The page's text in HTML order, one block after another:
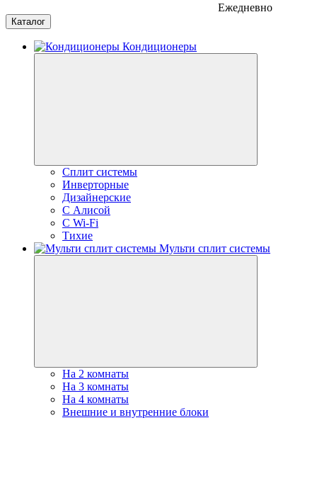
Ежедневно
Каталог
Кондиционеры
Сплит системы
Инверторные
Дизайнерские
С Алисой
C Wi-Fi
Тихие
Мульти сплит системы
На 2 комнаты
На 3 комнаты
На 4 комнаты
Внешние и внутренние блоки